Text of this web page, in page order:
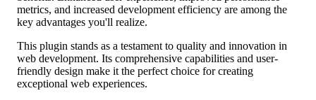
metrics, and increased development efficiency are among the
key advantages you'll realize.
This plugin stands as a testament to quality and innovation in
web development. Its comprehensive capabilities and user-
friendly design make it the perfect choice for creating
exceptional web experiences.